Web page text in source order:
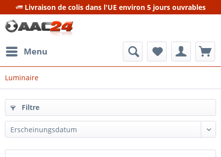
Livraison de colis dans l'UE environ 5 jours ouvrables
Menu
Luminaire
Filtre